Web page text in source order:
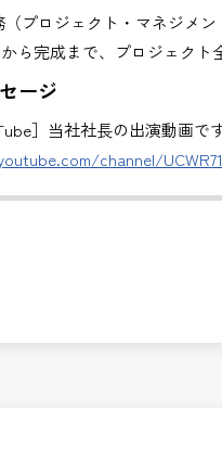
（プロジェクト・マネジメン
ら完成まで、プロジェクト
ジュール・事業費・リスク
計・施工フェーズの統合管理
・住民・行政との合意形成
に関する意思決定支援・成
を統括する中核ポジション
の魅力
ージ
］当社社長の出演動画です
channel/